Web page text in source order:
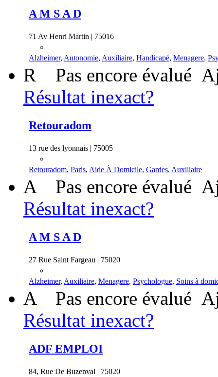
A M S A D
71 Av Henri Martin | 75016
Alzheimer, Autonomie, Auxiliaire, Handicapé, Menagere,
R Pas encore évalué
Résultat inexact?
Retouradom
13 rue des lyonnais | 75005
Retouradom, Paris, Aide À Domicile, Gardes, Auxiliaire
A Pas encore évalué
Résultat inexact?
A M S A D
27 Rue Saint Fargeau | 75020
Alzheimer, Auxiliaire, Menagere, Psychologue, Soins à
A Pas encore évalué
Résultat inexact?
ADF EMPLOI
84, Rue De Buzenval | 75020